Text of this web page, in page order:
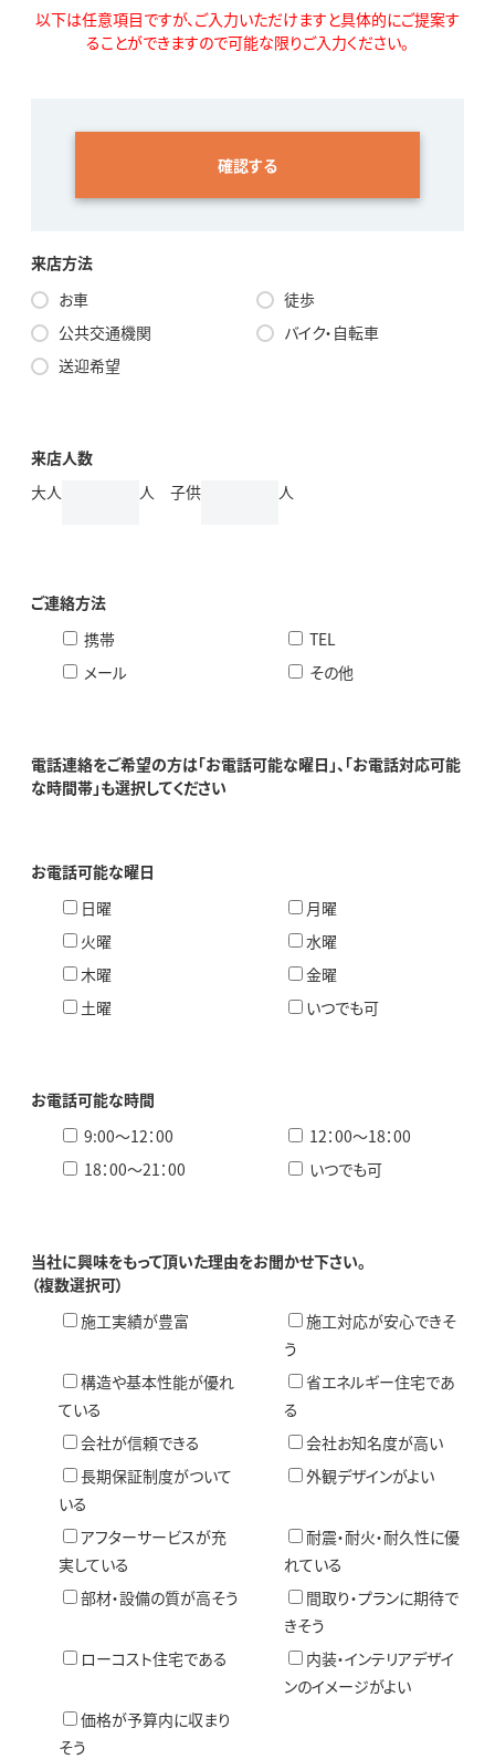
以下は任意項目ですが、ご入力いただけますと具体的にご提案す
ることができますので可能な限りご入力ください。
確認する
来店方法
お車
徒歩
公共交通機関
バイク・自転車
送迎希望
来店人数
大人
人 子供 人
ご連絡方法
携帯
TEL
メール
その他
電話連絡をご希望の方は「お電話可能な曜日」、「お電話対応可能
な時間帯」も選択してください
お電話可能な曜日
日曜
月曜
火曜
水曜
木曜
金曜
土曜
いつでも可
お電話可能な時間
9:00〜12：00
12：00〜18：00
18：00〜21：00
いつでも可
当社に興味をもって頂いた理由をお聞かせ下さい。
（複数選択可）
施工実績が豊富
施工対応が安心できそ
う
構造や基本性能が優れ
ている
省エネルギー住宅であ
る
会社が信頼できる
会社お知名度が高い
長期保証制度がついて
いる
外観デザインがよい
アフターサービスが充
実している
耐震・耐火・耐久性に優
れている
部材・設備の質が高そう
間取り・プランに期待で
きそう
ローコスト住宅である
内装・インテリアデザイ
ンのイメージがよい
価格が予算内に収まり
そう